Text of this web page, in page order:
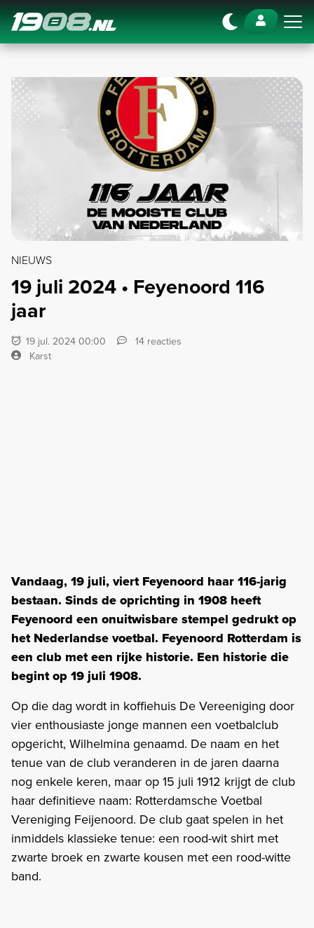
Navigation
NIEUWS
19 juli 2024 • Feyenoord 116
jaar
19 jul. 2024 00:00
14 reacties
Karst
Vandaag, 19 juli, viert Feyenoord haar 116-jarig
bestaan. Sinds de oprichting in 1908 heeft
Feyenoord een onuitwisbare stempel gedrukt op
het Nederlandse voetbal. Feyenoord Rotterdam is
een club met een rijke historie. Een historie die
begint op 19 juli 1908.
Op die dag wordt in koffiehuis De Vereeniging door
vier enthousiaste jonge mannen een voetbalclub
opgericht, Wilhelmina genaamd. De naam en het
tenue van de club veranderen in de jaren daarna
nog enkele keren, maar op 15 juli 1912 krijgt de club
haar definitieve naam: Rotterdamsche Voetbal
Vereniging Feijenoord. De club gaat spelen in het
inmiddels klassieke tenue: een rood-wit shirt met
zwarte broek en zwarte kousen met een rood-witte
band.